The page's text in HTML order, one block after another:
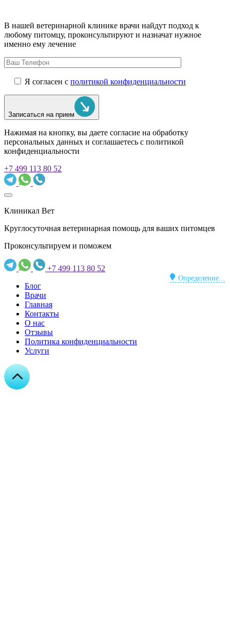
В нашей ветеринарной клинике врачи найдут подход к
любому питомцу, проконсультируют и назначат нужное
именно ему лечение
Я согласен с политикой конфиденциальности
Записаться на прием
Нажимая на кнопку, вы даете согласие на обработку
персональных данных и соглашаетесь c политикой
конфиденциальности
+7 499 113 80 52
Клиникал Вет
Круглосуточная ветеринарная помощь для ваших питомцев
Проконсультируем и поможем
+7 499 113 80 52
Определение...
Блог
Врачи
Главная
Контакты
О нас
Отзывы
Политика конфиденциальности
Услуги